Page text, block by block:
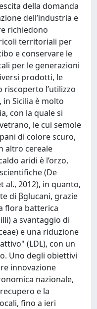
della domanda
dell’industria e
richiedono
territoriali per
e conservare le
per le generazioni
prodotti, le
l’utilizzo
Sicilia è molto
con la quale si
le cui semole
di colore scuro,
altro cereale
aridi è l’orzo,
(De
al., 2012), in quanto,
di βglucani, grazie
flora batterica
a svantaggio di
e una riduzione
(LDL), con un
Uno degli obiettivi
innovazione
nazionale,
e la
fino a ieri